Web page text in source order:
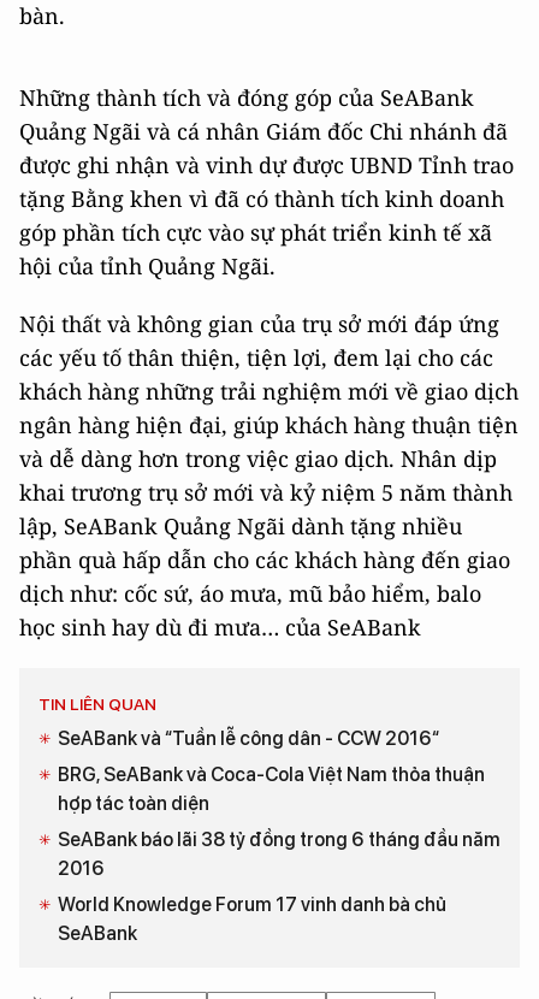
bàn.
Những thành tích và đóng góp của SeABank
Quảng Ngãi và cá nhân Giám đốc Chi nhánh đã
được ghi nhận và vinh dự được UBND Tỉnh trao
tặng Bằng khen vì đã có thành tích kinh doanh
góp phần tích cực vào sự phát triển kinh tế xã
hội của tỉnh Quảng Ngãi.
Nội thất và không gian của trụ sở mới đáp ứng
các yếu tố thân thiện, tiện lợi, đem lại cho các
khách hàng những trải nghiệm mới về giao dịch
ngân hàng hiện đại, giúp khách hàng thuận tiện
và dễ dàng hơn trong việc giao dịch. Nhân dịp
khai trương trụ sở mới và kỷ niệm 5 năm thành
lập, SeABank Quảng Ngãi dành tặng nhiều
phần quà hấp dẫn cho các khách hàng đến giao
dịch như: cốc sứ, áo mưa, mũ bảo hiểm, balo
học sinh hay dù đi mưa… của SeABank
TIN LIÊN QUAN
SeABank và “Tuần lễ công dân - CCW 2016“
BRG, SeABank và Coca-Cola Việt Nam thỏa thuận
hợp tác toàn diện
SeABank báo lãi 38 tỷ đồng trong 6 tháng đầu năm
2016
World Knowledge Forum 17 vinh danh bà chủ
SeABank